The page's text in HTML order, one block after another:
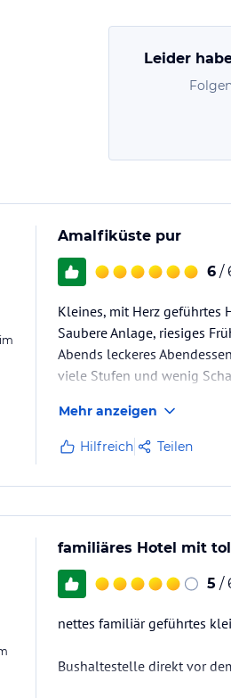
Leider
Amalfiküste pur
6 /
Kleines, mit Herz geführtes
Saubere Anlage, riesiges
Abends leckeres
viele Stufen und wenig
Mehr anzeigen
Hilfreich Teilen
familiäres Hotel mit
5 /
nettes familiär geführtes
Bushaltestelle direkt vor